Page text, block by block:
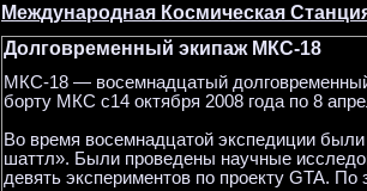
Международная Космическая
Долговременный экипаж МКС-18
МКС-18 — восемнадцатый
борту МКС с14 октября 2008 года по 8
Во время восемнадцатой экспедиции
шаттл». Были проведены научные
девять экспериментов по проекту GTA.